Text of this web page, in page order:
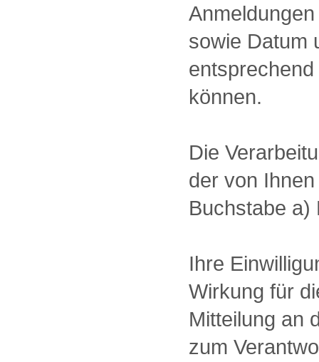
sowie Datum
können.
Die
der von
Buchstabe a)
Ihre
Wirkung für
Mitteilung an
zum